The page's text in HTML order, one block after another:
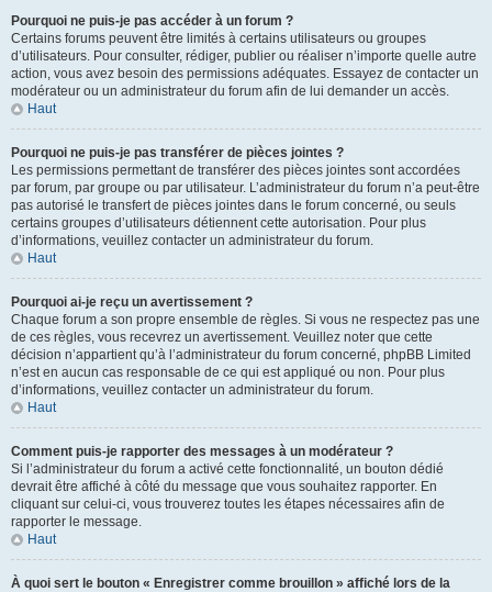
Pourquoi ne puis-je pas accéder à un forum ?
Certains forums peuvent être limités à certains utilisateurs ou groupes
d’utilisateurs. Pour consulter, rédiger, publier ou réaliser n’importe quelle autre
action, vous avez besoin des permissions adéquates. Essayez de contacter un
modérateur ou un administrateur du forum afin de lui demander un accès.
Haut
Pourquoi ne puis-je pas transférer de pièces jointes ?
Les permissions permettant de transférer des pièces jointes sont accordées
par forum, par groupe ou par utilisateur. L’administrateur du forum n’a peut-être
pas autorisé le transfert de pièces jointes dans le forum concerné, ou seuls
certains groupes d’utilisateurs détiennent cette autorisation. Pour plus
d’informations, veuillez contacter un administrateur du forum.
Haut
Pourquoi ai-je reçu un avertissement ?
Chaque forum a son propre ensemble de règles. Si vous ne respectez pas une
de ces règles, vous recevrez un avertissement. Veuillez noter que cette
décision n’appartient qu’à l’administrateur du forum concerné, phpBB Limited
n’est en aucun cas responsable de ce qui est appliqué ou non. Pour plus
d’informations, veuillez contacter un administrateur du forum.
Haut
Comment puis-je rapporter des messages à un modérateur ?
Si l’administrateur du forum a activé cette fonctionnalité, un bouton dédié
devrait être affiché à côté du message que vous souhaitez rapporter. En
cliquant sur celui-ci, vous trouverez toutes les étapes nécessaires afin de
rapporter le message.
Haut
À quoi sert le bouton « Enregistrer comme brouillon » affiché lors de la